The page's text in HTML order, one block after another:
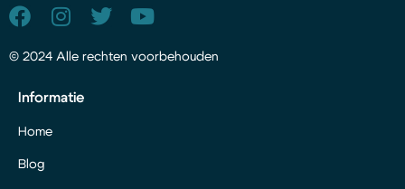
© 2024 Alle rechten voorbehouden
Informatie
Home
Blog